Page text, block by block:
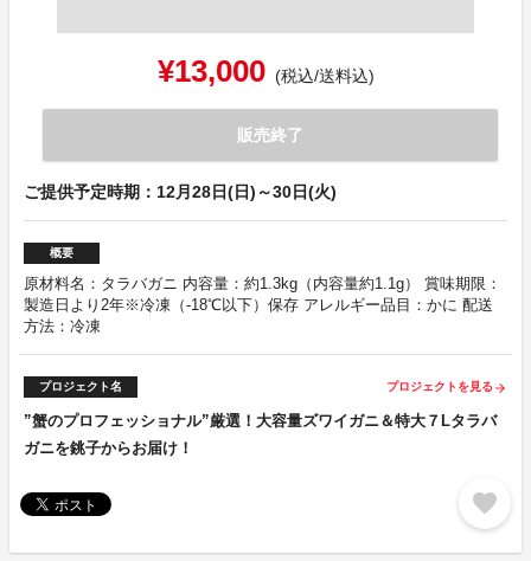
¥13,000 (税込/送料込)
販売終了
ご提供予定時期：12月28日(日)～30日(火)
概要
原材料名：タラバガニ 内容量：約1.3kg（内容量約1.1g） 賞味期限：
製造日より2年※冷凍（-18℃以下）保存 アレルギー品目：かに 配送
方法：冷凍
プロジェクト名 プロジェクトを見る arrow_forward
”蟹のプロフェッショナル”厳選！大容量ズワイガニ＆特大７Lタラバ
ガニを銚子からお届け！
favorite